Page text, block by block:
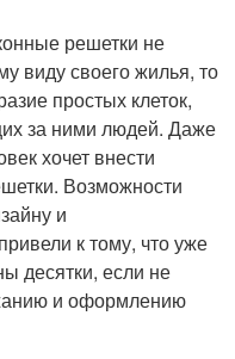
решетки не
виду своего жилья, то
простых клеток,
за ними людей. Даже
хочет внести
Возможности
и
к тому, что уже
десятки, если не
и оформлению